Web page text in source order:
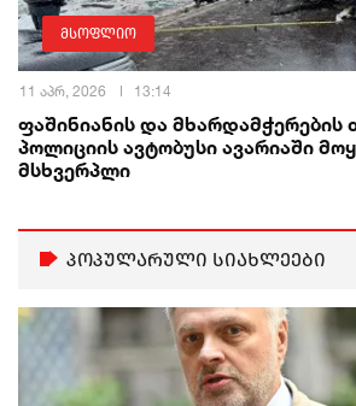
მსოფლიო
11 აპრ, 2026 13:14
ფაშინიანის და მხარდამჭერების
პოლიციის ავტობუსი ავარიაში
მსხვერპლი
პოპულარული სიახლეები